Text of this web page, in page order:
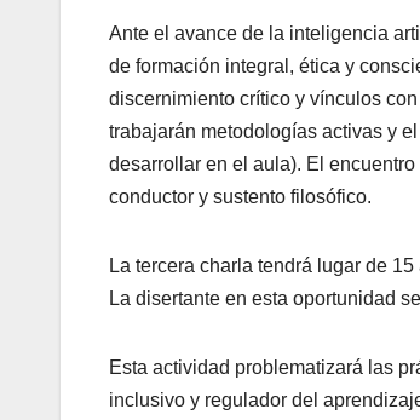
Ante el avance de la inteligencia
de formación integral, ética y
discernimiento crítico y vínculos
trabajarán metodologías activas y
desarrollar en el aula). El
conductor y sustento filosófico.
La tercera charla tendrá lugar de
La disertante en esta oportunidad
Esta actividad problematizará las
inclusivo y regulador del